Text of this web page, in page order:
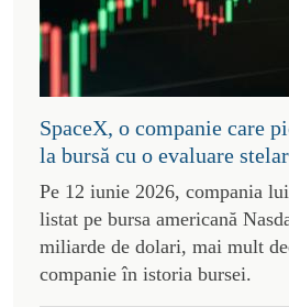
SpaceX, o companie care
la bursă cu o evaluare
Pe 12 iunie 2026, compania
listat pe bursa americană
miliarde de dolari, mai mult
companie în istoria bursei.